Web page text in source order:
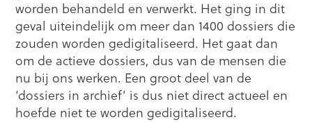
worden behandeld en verwerkt. Het ging in dit
geval uiteindelijk om meer dan 1400 dossiers die
zouden worden gedigitaliseerd. Het gaat dan
om de actieve dossiers, dus van de mensen die
nu bij ons werken. Een groot deel van de
‘dossiers in archief’ is dus niet direct actueel en
hoefde niet te worden gedigitaliseerd.